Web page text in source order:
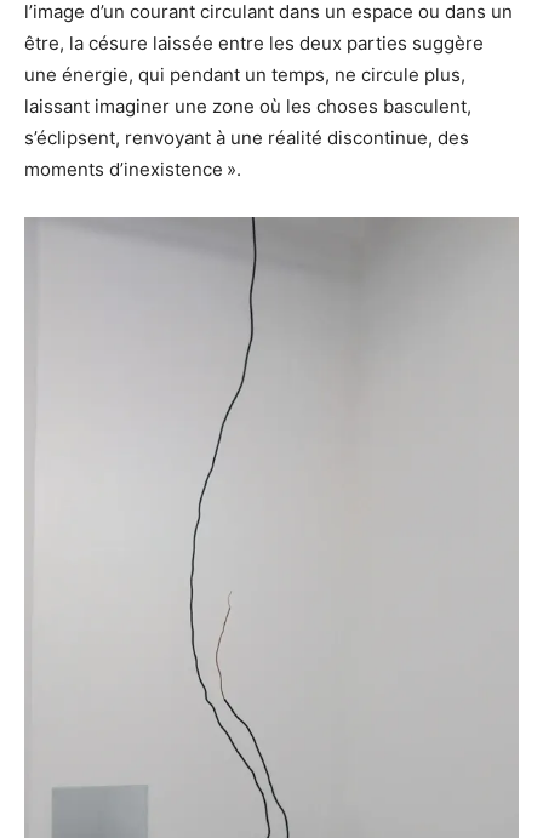
l’image d’un courant circulant dans un espace ou dans un
être, la césure laissée entre les deux parties suggère
une énergie, qui pendant un temps, ne circule plus,
laissant imaginer une zone où les choses basculent,
s’éclipsent, renvoyant à une réalité discontinue, des
moments d’inexistence ».